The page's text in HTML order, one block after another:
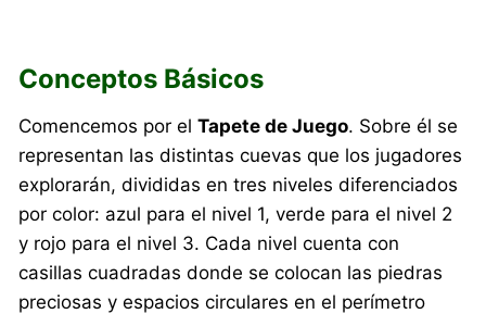
Conceptos Básicos
Comencemos por elTapete de Juego. Sobre él se
representan las distintas cuevas que los jugadores
explorarán, divididas en tres niveles diferenciados
por color: azul para el nivel 1, verde para el nivel 2
y rojo para el nivel 3. Cada nivel cuenta con
casillas cuadradas donde se colocan las piedras
preciosas y espacios circulares en el perímetro